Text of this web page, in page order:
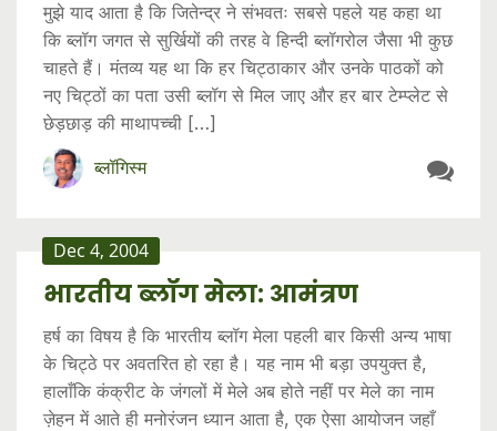
मुझे याद आता है कि जितेन्द्र ने संभवतः सबसे पहले यह कहा था
कि ब्लॉग जगत से सुर्खियों की तरह वे हिन्दी ब्लॉगरोल जैसा भी कुछ
चाहते हैं। मंतव्य यह था कि हर चिट्ठाकार और उनके पाठकों को
नए चिट्ठों का पता उसी ब्लॉग से मिल जाए और हर बार टेम्प्लेट से
छेड़छाड़ की माथापच्ची […]
ब्लॉगिस्म
Dec 4, 2004
भारतीय ब्लॉग मेला: आमंत्रण
हर्ष का विषय है कि भारतीय ब्लॉग मेला पहली बार किसी अन्य भाषा
के चिट्ठे पर अवतरित हो रहा है। यह नाम भी बड़ा उपयुक्त है,
हालाँकि कंक्रीट के जंगलों में मेले अब होते नहीं पर मेले का नाम
ज़ेहन में आते ही मनोरंजन ध्यान आता है, एक ऐसा आयोजन जहाँ